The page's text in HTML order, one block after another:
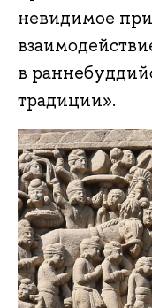
невидимое
в
традиции».